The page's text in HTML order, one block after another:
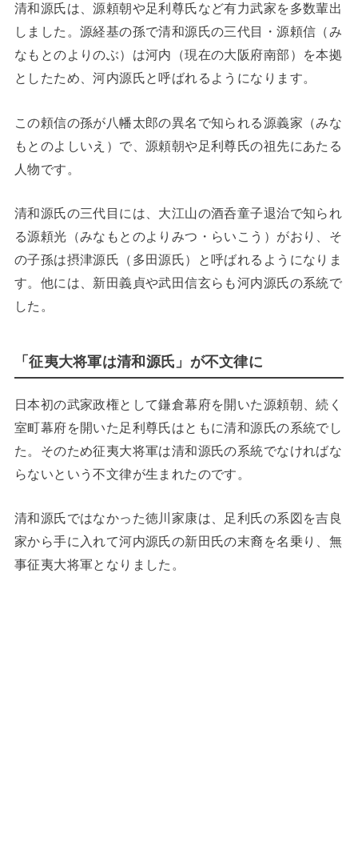
清和源氏は、源頼朝や足利尊氏など有力武家を多数輩出
しました。源経基の孫で清和源氏の三代目・源頼信（み
なもとのよりのぶ）は河内（現在の大阪府南部）を本拠
としたため、河内源氏と呼ばれるようになります。
この頼信の孫が八幡太郎の異名で知られる源義家（みな
もとのよしいえ）で、源頼朝や足利尊氏の祖先にあたる
人物です。
清和源氏の三代目には、大江山の酒呑童子退治で知られ
る源頼光（みなもとのよりみつ・らいこう）がおり、そ
の子孫は摂津源氏（多田源氏）と呼ばれるようになりま
す。他には、新田義貞や武田信玄らも河内源氏の系統で
した。
「征夷大将軍は清和源氏」が不文律に
日本初の武家政権として鎌倉幕府を開いた源頼朝、続く
室町幕府を開いた足利尊氏はともに清和源氏の系統でし
た。そのため征夷大将軍は清和源氏の系統でなければな
らないという不文律が生まれたのです。
清和源氏ではなかった徳川家康は、足利氏の系図を吉良
家から手に入れて河内源氏の新田氏の末裔を名乗り、無
事征夷大将軍となりました。